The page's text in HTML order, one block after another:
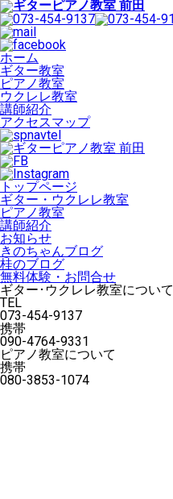
ホーム
ギター教室
ピアノ教室
ウクレレ教室
講師紹介
アクセスマップ
トップページ
ギター・ウクレレ教室
ピアノ教室
講師紹介
お知らせ
きのちゃんブログ
桂のブログ
無料体験・お問合せ
ギター･ウクレレ教室について
TEL
073-454-9137
携帯
090-4764-9331
ピアノ教室について
携帯
080-3853-1074